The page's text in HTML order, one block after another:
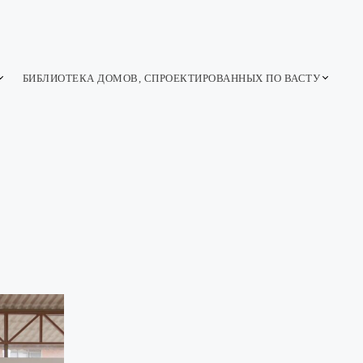
БИБЛИОТЕКА ДОМОВ, СПРОЕКТИРОВАННЫХ ПО ВАСТУ